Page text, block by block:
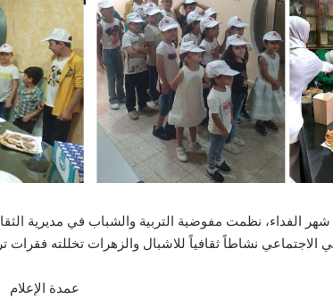
الفداء، نظمت مفوضية التربية والشباب في مديرية
الاجتماعي نشاطاً ثقافياً للاشبال والزهرات تخللته فقرات
عمدة الإعلام